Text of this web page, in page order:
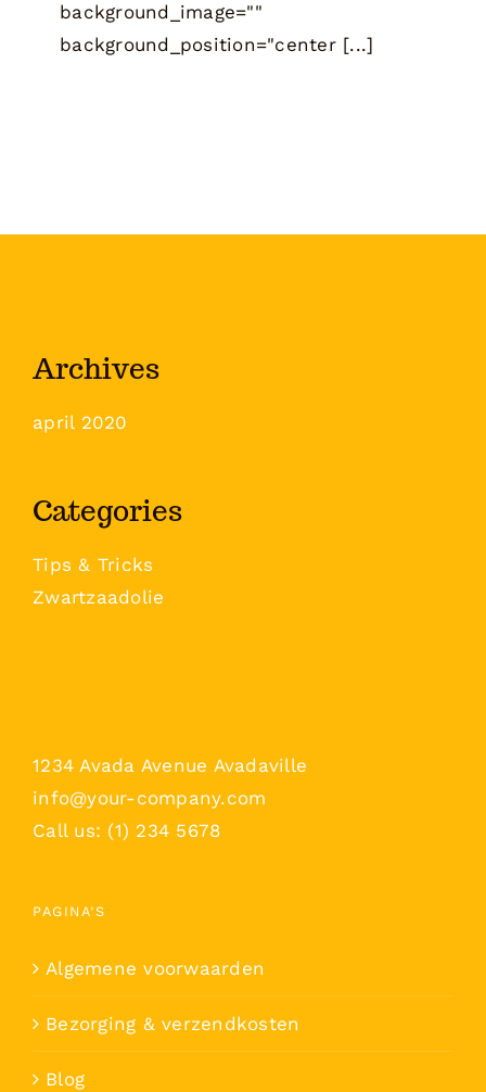
background_image=""
background_position="center [...]
Archives
april 2020
Categories
Tips & Tricks
Zwartzaadolie
1234 Avada Avenue Avadaville
info@your-company.com
Call us: (1) 234 5678
PAGINA’S
Algemene voorwaarden
Bezorging & verzendkosten
Blog